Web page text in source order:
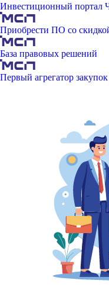
Инвестиционный портал
Приобрести ПО со
База правовых решений
Первый агрегатор